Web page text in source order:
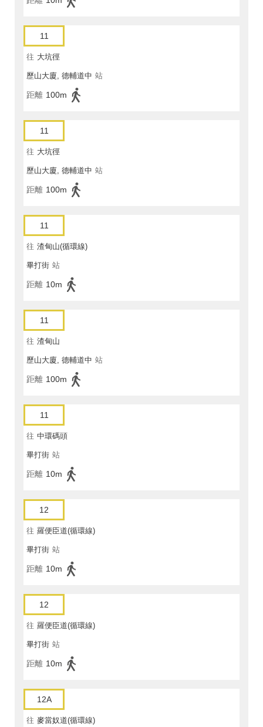
11
往 大坑徑
歷山大廈, 德輔道中 站
距離 100m
11
往 大坑徑
歷山大廈, 德輔道中 站
距離 100m
11
往 渣甸山(循環線)
畢打街 站
距離 10m
11
往 渣甸山
歷山大廈, 德輔道中 站
距離 100m
11
往 中環碼頭
畢打街 站
距離 10m
12
往 羅便臣道(循環線)
畢打街 站
距離 10m
12
往 羅便臣道(循環線)
畢打街 站
距離 10m
12A
往 麥當奴道(循環線)